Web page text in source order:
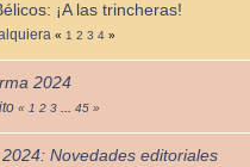
¡A las trincheras!
« 1 2 3 4 »
2024
« 1 2 3 ... 45 »
Novedades editoriales